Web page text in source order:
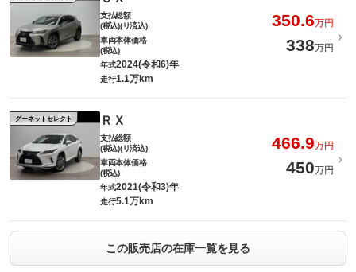
支払総額
(税込)(リ済込)
350.6万円
車両本体価格
(税込)
338万円
年式2024(令和6)年
走行1.1万km
グーネットセレクト ＲＸ
支払総額
(税込)(リ済込)
466.9万円
車両本体価格
(税込)
450万円
年式2021(令和3)年
走行5.1万km
この販売店の在庫一覧を見る